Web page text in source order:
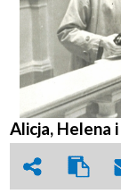
Alicja, Helena